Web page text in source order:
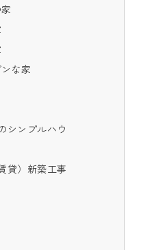
な家
シンプルハウ
貸）新築工事